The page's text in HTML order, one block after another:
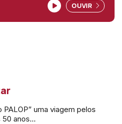
Teixeira (Guiné-Bissau),
de Carvalho (Angola), e
(São Tomé e Príncipe),
OUVIR
PALOP” uma viagem pelos
50 anos…